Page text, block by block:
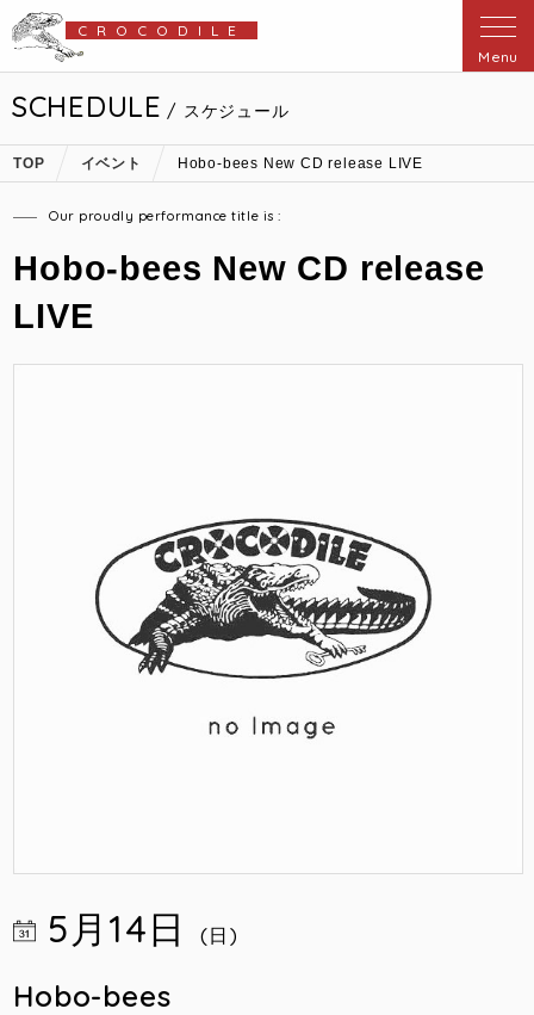
CROCODILE
Menu
SCHEDULE / スケジュール
TOP イベント Hobo-bees New CD release LIVE
Our proudly performance title is :
Hobo-bees New CD release
LIVE
5月14日 (日)
Hobo-bees